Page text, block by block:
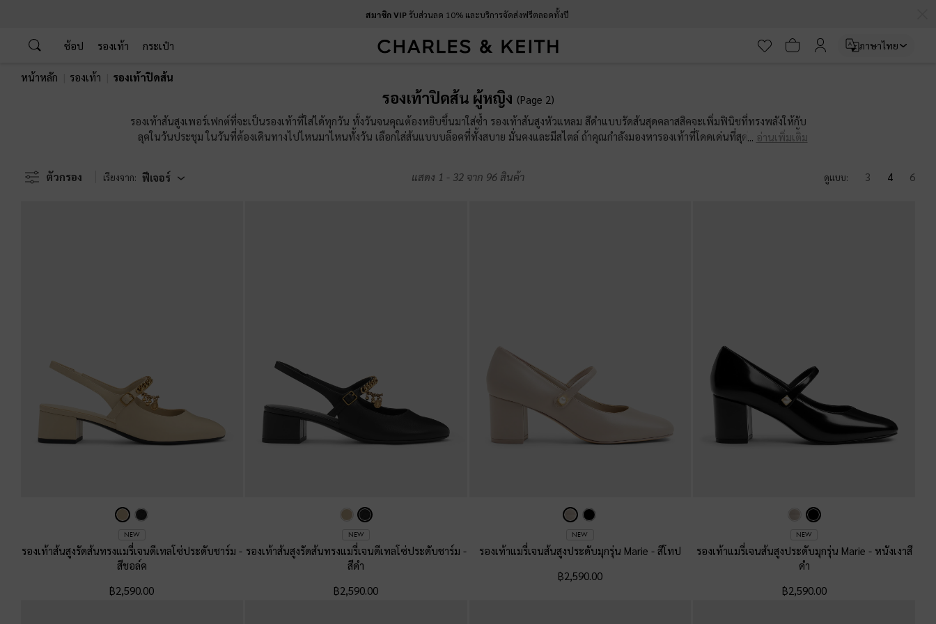
บริการส่งด่วนภายในวัน : เมื่อสั่งซื้อก่อน 9.00 น.
ช้อป รองเท้า กระเป๋า ภาษาไทย
สมาชิก VIP รับส่วนลด 10% และบริการจัดส่งฟรีตลอดทั้งปี
หน้าหลัก รองเท้า รองเท้าปิดส้น
รองเท้าปิดส้น ผู้หญิง (Page 2)
รองเท้าส้นสูงเพอร์เฟกต์ที่จะเป็นรองเท้าที่ใส่ได้ทุกวัน ทั้งวันจนคุณต้องหยิบขึ้นมาใส่ซ้ำ รองเท้าส้นสูงหัวแหลม สีดำแบบรัดส้นสุดคลาสสิคจะเพิ่มฟินิชที่ทรงพลังให้กับ
ลุคในวันประชุม ในวันที่ต้องเดินทางไปไหนมาไหนทั้งวัน เลือกใส่ส้นแบบบล็อคที่ทั้งสบาย มั่นคงและมีสไตล์ ถ้าคุณกำลังมองหารองเท้าที่โดดเด่นที่สุดในงานปาร์ตี้
อ่านเพิ่มเติม
ตัวกรอง เรียงจาก: ฟีเจอร์ แสดง 1 - 32 จาก 96 สินค้า ดูแบบ: 3 4 6
NEW
รองเท้าส้นสูงรัดส้นทรงแมรี่เจนดีเทลโซ่ประดับชาร์ม -
สีชอล์ค
฿2,590.00
NEW
รองเท้าส้นสูงรัดส้นทรงแมรี่เจนดีเทลโซ่ประดับชาร์ม -
สีดำ
฿2,590.00
NEW
รองเท้าแมรี่เจนส้นสูงประดับมุกรุ่น Marie - สีโทป
฿2,590.00
NEW
รองเท้าแมรี่เจนส้นสูงประดับมุกรุ่น Marie - หนังเงาสี
ดำ
฿2,590.00